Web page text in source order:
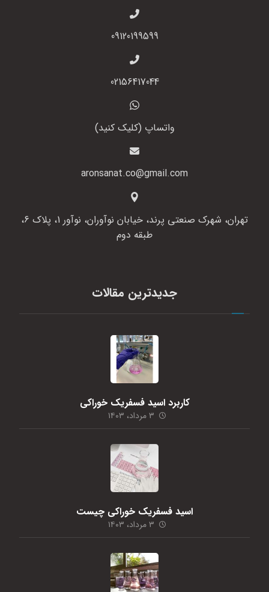
09120199599
02156417044
واتساپ (کلیک کنید)
aronsanat.co@gmail.com
تهران، شهرک صنعتی پرند، خیابان نوآوران، نوآور 1، پلاک 6،
طبقه دوم
جدیدترین مقالات
کاربرد اسید فسفریک خوراکی
۳ مرداد، ۱۴۰۳
اسید فسفریک خوراکی چیست
۳ مرداد، ۱۴۰۳